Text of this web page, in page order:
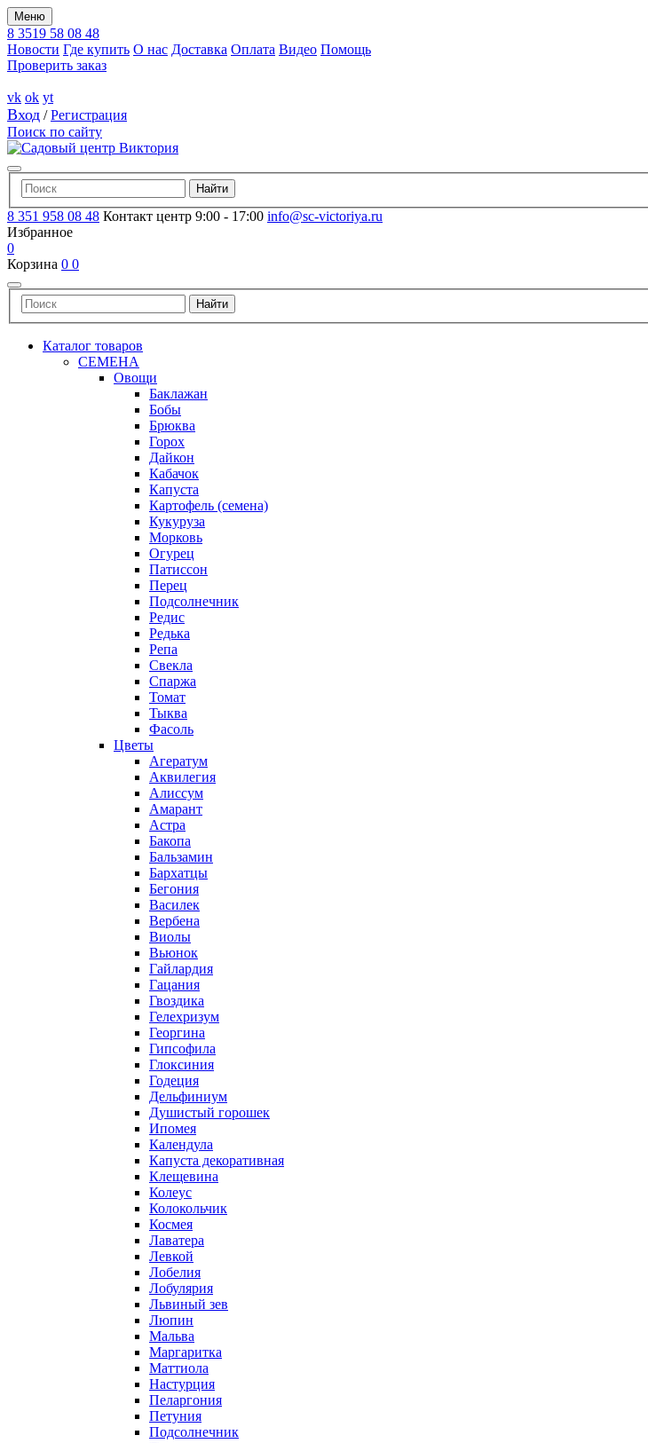
Меню
8 3519 58 08 48
Новости Где купить О нас Доставка Оплата Видео Помощь
Проверить заказ
vk ok yt
Вход /Регистрация
Поиск по сайту
8 351 958 08 48 Контакт центр 9:00 - 17:00 info@sc-victoriya.ru
Избранное
0
Корзина 0 0
Каталог товаров
СЕМЕНА
Овощи
Баклажан
Бобы
Брюква
Горох
Дайкон
Кабачок
Капуста
Картофель (семена)
Кукуруза
Морковь
Огурец
Патиссон
Перец
Подсолнечник
Редис
Редька
Репа
Свекла
Спаржа
Томат
Тыква
Фасоль
Цветы
Агератум
Аквилегия
Алиссум
Амарант
Астра
Бакопа
Бальзамин
Бархатцы
Бегония
Василек
Вербена
Виолы
Вьюнок
Гайлардия
Гацания
Гвоздика
Гелехризум
Георгина
Гипсофила
Глоксиния
Годеция
Дельфиниум
Душистый горошек
Ипомея
Календула
Капуста декоративная
Клещевина
Колеус
Колокольчик
Космея
Лаватера
Левкой
Лобелия
Лобулярия
Львиный зев
Люпин
Мальва
Маргаритка
Маттиола
Настурция
Пеларгония
Петуния
Подсолнечник